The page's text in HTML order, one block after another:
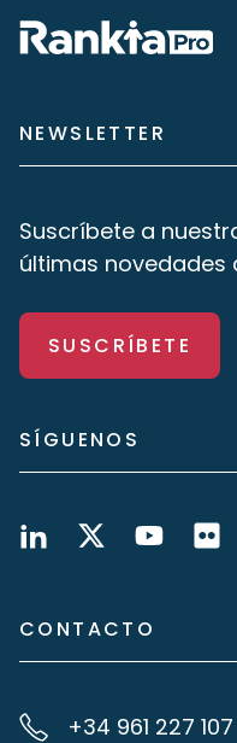
NEWSLETTER
Suscríbete a
últimas novedades
SUSCRÍBETE
SÍGUENOS
CONTACTO
+34 961 227 107